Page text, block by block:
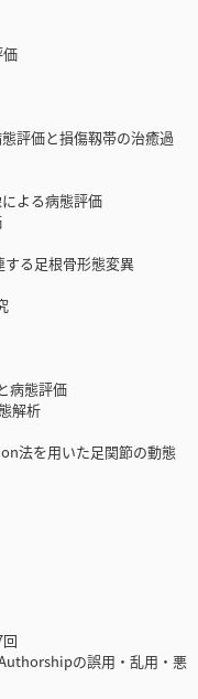
価
評価と損傷靱帯の治癒過
よる病態評価
する足根骨形態変異
病態評価
解析
法を用いた足関節の動態
の誤用・乱用・悪